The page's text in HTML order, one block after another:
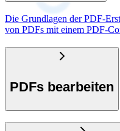
Die Grundlagen der PDF-
von PDFs mit einem PDF-
PDFs bearbeiten